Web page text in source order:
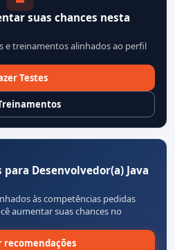
suas chances nesta
e treinamentos alinhados ao perfil
Testes
Desenvolvedor(a) Java
às competências pedidas
aumentar suas chances no
recomendações